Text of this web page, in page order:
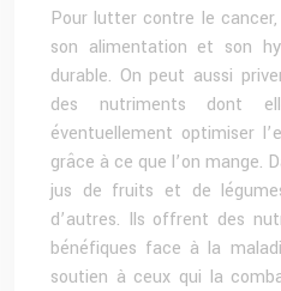
Pour lutter contre le
son alimentation et son
durable. On peut aussi
des nutriments dont
éventuellement optimiser
grâce à ce que l’on mange.
jus de fruits et de
d’autres. Ils offrent des
bénéfiques face à la
soutien à ceux qui la